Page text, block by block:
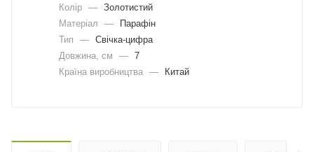
Колір — Золотистий
Матеріал
—
Парафін
Тип
— Свічка-цифра
Довжина, cм
— 7
Країна виробництва — Китай